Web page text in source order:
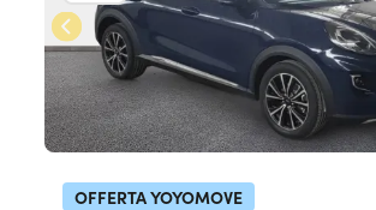
Aziende e P.IVA
OFFERTE NOLEGGIO
AUTO USATE
CHI SIAMO
La nostra storia
Lavora con noi
COME FUNZIONA
PERCHÉ CONVIENE
OFFERTA YOYOMOVE